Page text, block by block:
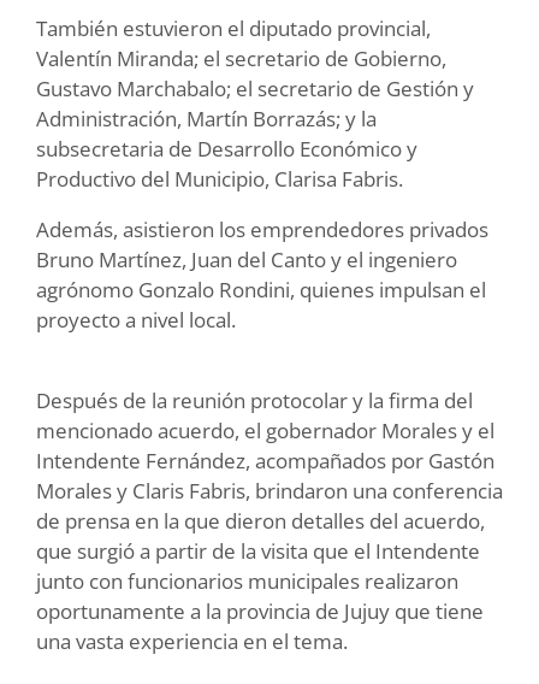
También estuvieron el diputado provincial,
Valentín Miranda; el secretario de Gobierno,
Gustavo Marchabalo; el secretario de Gestión y
Administración, Martín Borrazás; y la
subsecretaria de Desarrollo Económico y
Productivo del Municipio, Clarisa Fabris.
Además, asistieron los emprendedores privados
Bruno Martínez, Juan del Canto y el ingeniero
agrónomo Gonzalo Rondini, quienes impulsan el
proyecto a nivel local.
Después de la reunión protocolar y la firma del
mencionado acuerdo, el gobernador Morales y el
Intendente Fernández, acompañados por Gastón
Morales y Claris Fabris, brindaron una conferencia
de prensa en la que dieron detalles del acuerdo,
que surgió a partir de la visita que el Intendente
junto con funcionarios municipales realizaron
oportunamente a la provincia de Jujuy que tiene
una vasta experiencia en el tema.